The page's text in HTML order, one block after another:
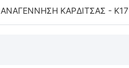
ΑΝΑΓΕΝΝΗΣΗ ΚΑΡΔΙΤΣΑΣ - Κ17